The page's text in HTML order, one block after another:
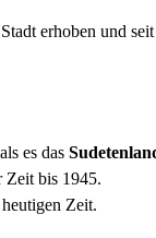
erhoben und
es das
Zeit bis 1945.
Zeit.